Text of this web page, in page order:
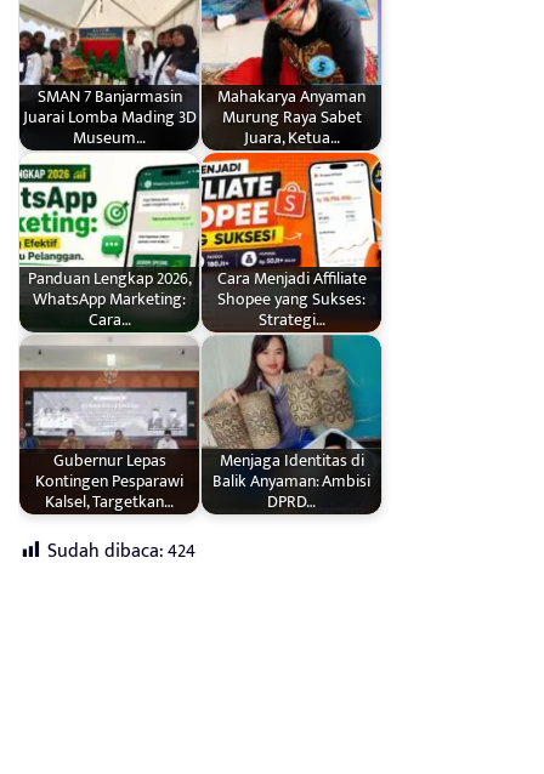
SMAN 7 Banjarmasin
Juarai Lomba Mading 3D
Museum…
Mahakarya Anyaman
Murung Raya Sabet
Juara, Ketua…
Panduan Lengkap 2026,
WhatsApp Marketing:
Cara…
Cara Menjadi Affiliate
Shopee yang Sukses:
Strategi…
Gubernur Lepas
Kontingen Pesparawi
Kalsel, Targetkan…
Menjaga Identitas di
Balik Anyaman: Ambisi
DPRD…
Sudah dibaca:424